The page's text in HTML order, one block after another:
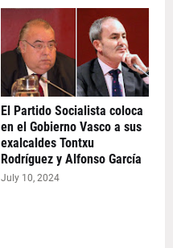
El Partido Socialista coloca
en el Gobierno Vasco a sus
exalcaldes Tontxu
Rodríguez y Alfonso García
July 10, 2024